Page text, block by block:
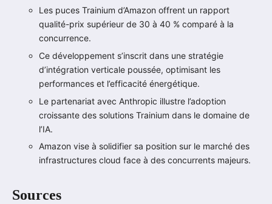
Les puces Trainium d’Amazon offrent un rapport
qualité-prix supérieur de 30 à 40 % comparé à la
concurrence.
Ce développement s’inscrit dans une stratégie
d’intégration verticale poussée, optimisant les
performances et l’efficacité énergétique.
Le partenariat avec Anthropic illustre l’adoption
croissante des solutions Trainium dans le domaine de
l’IA.
Amazon vise à solidifier sa position sur le marché des
infrastructures cloud face à des concurrents majeurs.
Sources